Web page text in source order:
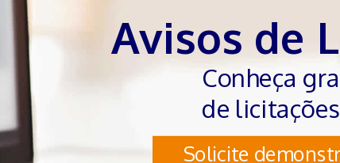
Avisos de
Conheça
de
Solicite